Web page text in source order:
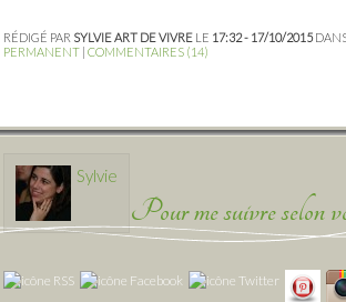
RÉDIGÉ PAR SYLVIE ART DE VIVRE LE 17:32 - 17/10/2015
PERMANENT | COMMENTAIRES (14)
Sylvie
Pour me suivre selon